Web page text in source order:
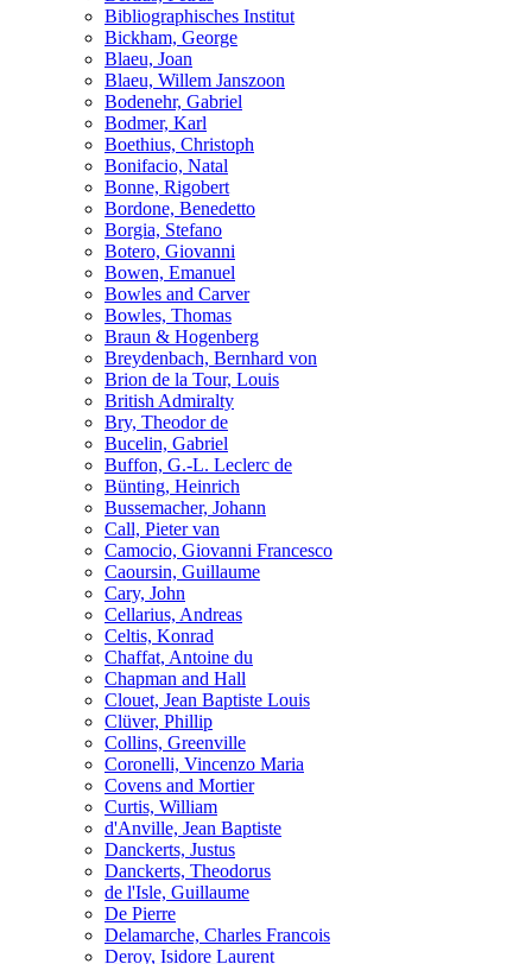
Bibliographisches Institut
Bickham, George
Blaeu, Joan
Blaeu, Willem Janszoon
Bodenehr, Gabriel
Bodmer, Karl
Boethius, Christoph
Bonifacio, Natal
Bonne, Rigobert
Bordone, Benedetto
Borgia, Stefano
Botero, Giovanni
Bowen, Emanuel
Bowles and Carver
Bowles, Thomas
Braun & Hogenberg
Breydenbach, Bernhard von
Brion de la Tour, Louis
British Admiralty
Bry, Theodor de
Bucelin, Gabriel
Buffon, G.-L. Leclerc de
Bünting, Heinrich
Bussemacher, Johann
Call, Pieter van
Camocio, Giovanni Francesco
Caoursin, Guillaume
Cary, John
Cellarius, Andreas
Celtis, Konrad
Chaffat, Antoine du
Chapman and Hall
Clouet, Jean Baptiste Louis
Clüver, Phillip
Collins, Greenville
Coronelli, Vincenzo Maria
Covens and Mortier
Curtis, William
d'Anville, Jean Baptiste
Danckerts, Justus
Danckerts, Theodorus
de l'Isle, Guillaume
De Pierre
Delamarche, Charles Francois
Deroy, Isidore Laurent